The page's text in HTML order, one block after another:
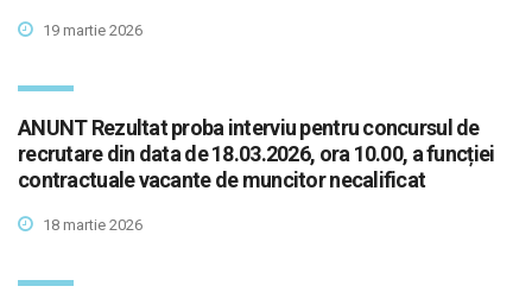
19 martie 2026
ANUNT Rezultat proba interviu pentru concursul de
recrutare din data de 18.03.2026, ora 10.00, a funcției
contractuale vacante de muncitor necalificat
18 martie 2026